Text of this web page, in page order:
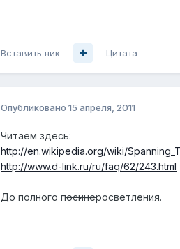
Вставить ник Цитата
Опубликовано 15 апреля, 2011
Читаем здесь:
http://en.wikipedia.org/wiki/
http://www.d-link.ru/ru/faq/62/243.html
До полного посинеросветления.